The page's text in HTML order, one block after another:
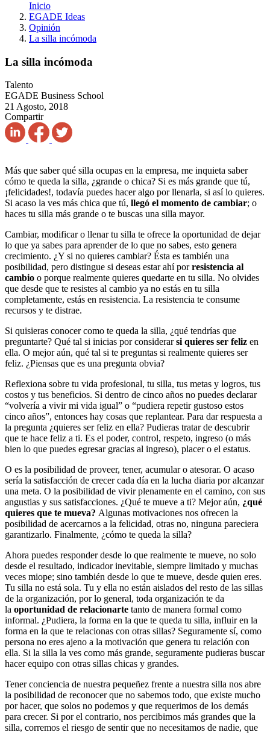
Inicio
EGADE Ideas
Opinión
La silla incómoda
La silla incómoda
Talento
EGADE Business School
21 Agosto, 2018
Compartir
Más que saber qué silla ocupas en la empresa, me inquieta saber
cómo te queda la silla, ¿grande o chica? Si es más grande que tú,
¡felicidades!, todavía puedes hacer algo por llenarla, si así lo quieres.
Si acaso la ves más chica que tú, llegó el momento de cambiar; o
haces tu silla más grande o te buscas una silla mayor.
Cambiar, modificar o llenar tu silla te ofrece la oportunidad de dejar
lo que ya sabes para aprender de lo que no sabes, esto genera
crecimiento. ¿Y si no quieres cambiar? Ésta es también una
posibilidad, pero distingue si deseas estar ahí porresistencia al
cambio o porque realmente quieres quedarte en tu silla. No olvides
que desde que te resistes al cambio ya no estás en tu silla
completamente, estás en resistencia. La resistencia te consume
recursos y te distrae.
Si quisieras conocer como te queda la silla, ¿qué tendrías que
preguntarte? Qué tal si inicias por considerarsi quieres ser feliz en
ella. O mejor aún, qué tal si te preguntas si realmente quieres ser
feliz. ¿Piensas que es una pregunta obvia?
Reflexiona sobre tu vida profesional, tu silla, tus metas y logros, tus
costos y tus beneficios. Si dentro de cinco años no puedes declarar
“volvería a vivir mi vida igual” o “pudiera repetir gustoso estos
cinco años”, entonces hay cosas que replantear. Para dar respuesta a
la pregunta ¿quieres ser feliz en ella? Pudieras tratar de descubrir
que te hace feliz a ti. Es el poder, control, respeto, ingreso (o más
bien lo que puedes egresar gracias al ingreso), placer o el estatus.
O es la posibilidad de proveer, tener, acumular o atesorar. O acaso
sería la satisfacción de crecer cada día en la lucha diaria por alcanzar
una meta. O la posibilidad de vivir plenamente en el camino, con sus
angustias y sus satisfacciones. ¿Qué te mueve a ti? Mejor aún, ¿qué
quieres que te mueva? Algunas motivaciones nos ofrecen la
posibilidad de acercarnos a la felicidad, otras no, ninguna pareciera
garantizarlo. Finalmente, ¿cómo te queda la silla?
Ahora puedes responder desde lo que realmente te mueve, no solo
desde el resultado, indicador inevitable, siempre limitado y muchas
veces miope; sino también desde lo que te mueve, desde quien eres.
Tu silla no está sola. Tu y ella no están aislados del resto de las sillas
de la organización, por lo general, toda organización te da
la oportunidad de relacionarte tanto de manera formal como
informal. ¿Pudiera, la forma en la que te queda tu silla, influir en la
forma en la que te relacionas con otras sillas? Seguramente sí, como
persona no eres ajeno a la motivación que genera tu relación con
ella. Si la silla la ves como más grande, seguramente pudieras buscar
hacer equipo con otras sillas chicas y grandes.
Tener conciencia de nuestra pequeñez frente a nuestra silla nos abre
la posibilidad de reconocer que no sabemos todo, que existe mucho
por hacer, que solos no podemos y que requerimos de los demás
para crecer. Si por el contrario, nos percibimos más grandes que la
silla, corremos el riesgo de sentir que no necesitamos de nadie, que